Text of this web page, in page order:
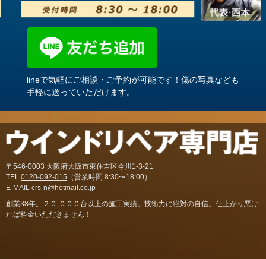
lineで気軽にご相談・ご予約が可能です！傷の写真なども
手軽に送っていただけます。
〒546-0003 大阪府大阪市東住吉区今川1-3-21
TEL 0120-092-015 （営業時間 8:30〜18:00）
E-MAIL crs-n@hotmail.co.jp
創業38年。２０,０００台以上の施工実績。技術力に絶対の自信。仕上がり悪け
れば料金いただきません！